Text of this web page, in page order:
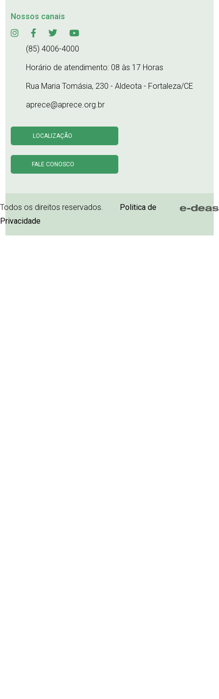
Nossos canais
(85) 4006-4000
Horário de atendimento: 08 às 17 Horas
Rua Maria Tomásia, 230 - Aldeota - Fortaleza/CE
aprece@aprece.org.br
LOCALIZAÇÃO
FALE CONOSCO
Todos os direitos reservados.
Politica de
Privacidade